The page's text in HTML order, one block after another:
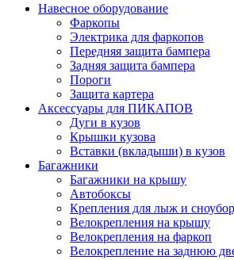
Навесное оборудование
Фаркопы
Электрика для фаркопов
Передняя защита бампера
Задняя защита бампера
Пороги
Защита картера
Аксессуары для ПИКАПОВ
Дуги в кузов
Крышки кузова
Вставки (вкладыши) в кузов
Багажники
Багажники на крышу
Автобоксы
Крепления для лыж и
Велокрепления на крышу
Велокрепления на фаркоп
Велокрепление на заднюю